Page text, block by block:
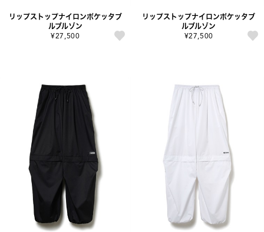
リップストップナイロンポケッタブ
ルブルゾン
¥27,500
リップストップナイロンポケッタブ
ルブルゾン
¥27,500